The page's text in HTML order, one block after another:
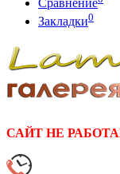
Сравнение
Закладки0
САЙТ НЕ